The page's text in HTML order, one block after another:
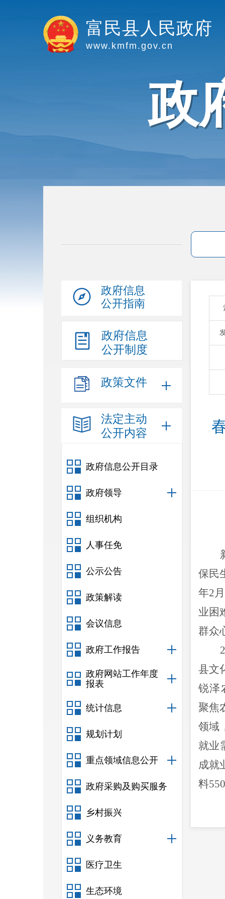
富民县人民政府
www.kmfm.gov.cn
政
政府信息
公开指南
政府信息
公开制度
政策文件
法定主动
公开内容
政府信息公开目录
政府领导
组织机构
人事任免
公示公告
政策解读
会议信息
政府工作报告
政府网站工作年度
报表
统计信息
规划计划
重点领域信息公开
政府采购及购买服务
乡村振兴
义务教育
医疗卫生
生态环境
保民
年2
业困
群众
县文
锐泽
聚焦
领域
就业
成就
料